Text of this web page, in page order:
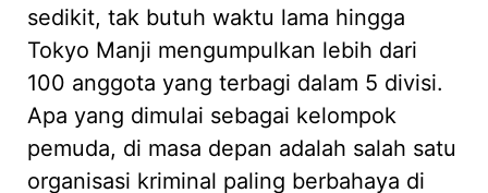
sedikit, tak butuh waktu lama hingga
Tokyo Manji mengumpulkan lebih dari
100 anggota yang terbagi dalam 5 divisi.
Apa yang dimulai sebagai kelompok
pemuda, di masa depan adalah salah satu
organisasi kriminal paling berbahaya di